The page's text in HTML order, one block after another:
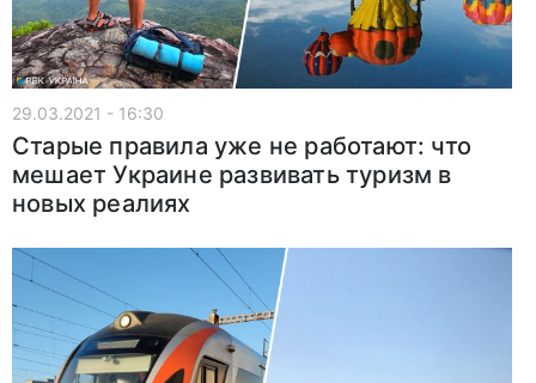
29.03.2021 - 16:30
Старые правила уже не работают: что
мешает Украине развивать туризм в
новых реалиях